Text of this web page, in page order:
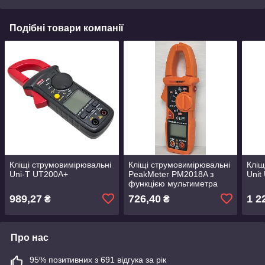
Подібні товари компанії
Кліщі струмовимірювальні
Uni-T UT200A+
989,27 ₴
Кліщі струмовимірювальні
PeakMeter PM2018A з
функцією мультиметра
726,40₴
Unit
1
Про нас
95% позитивних з 691 відгука за рік